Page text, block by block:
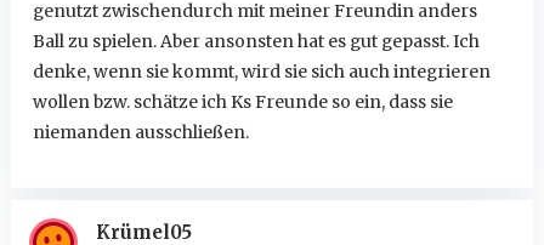
genutzt zwischendurch mit meiner Freundin anders
Ball zu spielen. Aber ansonsten hat es gut gepasst. Ich
denke, wenn sie kommt, wird sie sich auch integrieren
wollen bzw. schätze ich Ks Freunde so ein, dass sie
niemanden ausschließen.
Krümel05